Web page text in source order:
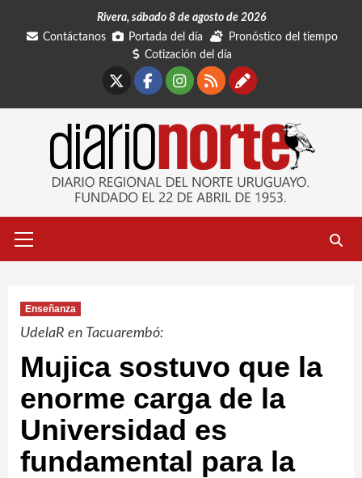
Rivera, sábado 8 de agosto de 2026
Contáctanos
Portada del día
Pronóstico del tiempo
Cotización del día
Facebook
Instagram
RSSContáctanos
primario
Enseñanza
UdelaR en Tacuarembó:
Mujica sostuvo que la
enorme carga de la
Universidad es
fundamental para la